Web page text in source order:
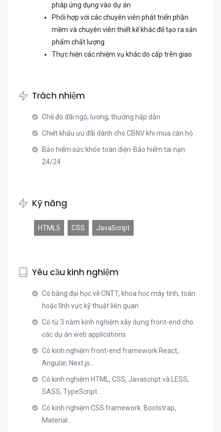
pháp ứng dụng vào dự án
Phối hợp với các chuyên viên phát triển phần
mềm và chuyên viên thiết kế khác để tạo ra sản
phẩm chất lượng
Thực hiện các nhiệm vụ khác do cấp trên giao
Trách nhiệm
Chế độ đãi ngộ, lương, thưởng hấp dẫn
Chiết khấu ưu đãi dành cho CBNV khi mua căn hộ
Bảo hiểm sức khỏe toàn diện-Bảo hiểm tai nạn
24/24
Kỹ năng
HTML5 CSS JavaScript
Yêu cầu kinh nghiệm
Có bằng đại học về CNTT, khoa học máy tính, toán
hoặc lĩnh vực kỹ thuật liên quan
Có từ 3 năm kinh nghiệm xây dựng front-end cho
các dự án web applications
Có kinh nghiệm front-end framework React,
Angular, Next.js...
Có kinh nghiệm HTML, CSS, Javascript và LESS,
SASS, TypeScript...
Có kinh nghiệm CSS framework: Bootstrap,
Material...